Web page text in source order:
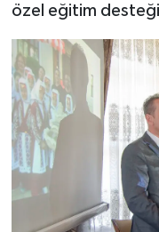
özel eğitim